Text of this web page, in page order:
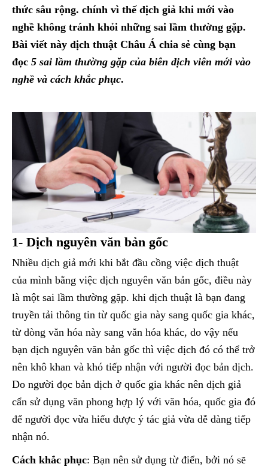
thức sâu rộng. chính vì thế dịch giả khi mới vào
nghề không tránh khỏi những sai lầm thường gặp.
Bài viết này dịch thuật Châu Á chia sẻ cùng bạn
đọc 5 sai lầm thường gặp của biên dịch viên mới vào
nghề và cách khắc phục.
1- Dịch nguyên văn bản gốc
Nhiều dịch giả mới khi bắt đầu cồng việc dịch thuật
của mình bằng việc dịch nguyên văn bản gốc, điều này
là một sai lầm thường gặp. khi dịch thuật là bạn đang
truyền tải thông tin từ quốc gia này sang quốc gia khác,
từ dòng văn hóa này sang văn hóa khác, do vậy nếu
bạn dịch nguyên văn bản gốc thì việc dịch đó có thể trở
nên khô khan và khó tiếp nhận với người đọc bản dịch.
Do người đọc bản dịch ở quốc gia khác nên dịch giả
cẩn sử dụng văn phong hợp lý với văn hóa, quốc gia đó
để người đọc vừa hiểu được ý tác giả vừa dễ dàng tiếp
nhận nó.
Cách khắc phục: Bạn nên sử dụng từ điển, bởi nó sẽ